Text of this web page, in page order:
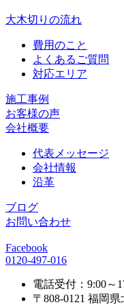
大木切りの流れ
費用のこと
よくあるご質問
対応エリア
施工事例
お客様の声
会社概要
代表メッセージ
会社情報
沿革
ブログ
お問い合わせ
Facebook
0120-497-016
電話受付：9:00～
〒808-0121 福岡